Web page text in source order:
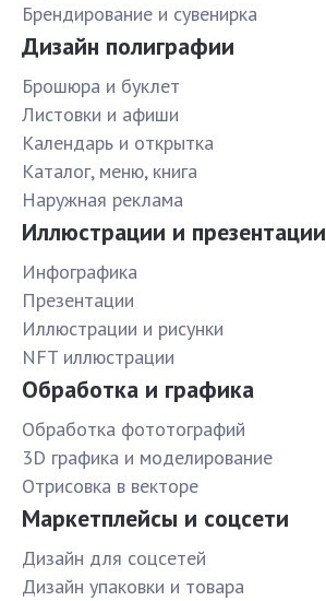
Брендирование и сувенирка
Дизайн полиграфии
Брошюра и буклет
Листовки и афиши
Календарь и открытка
Каталог, меню, книга
Наружная реклама
Иллюстрации и презентации
Инфографика
Презентации
Иллюстрации и рисунки
NFT иллюстрации
Обработка и графика
Обработка фототографий
3D графика и моделирование
Отрисовка в векторе
Маркетплейсы и соцсети
Дизайн для соцсетей
Дизайн упаковки и товара